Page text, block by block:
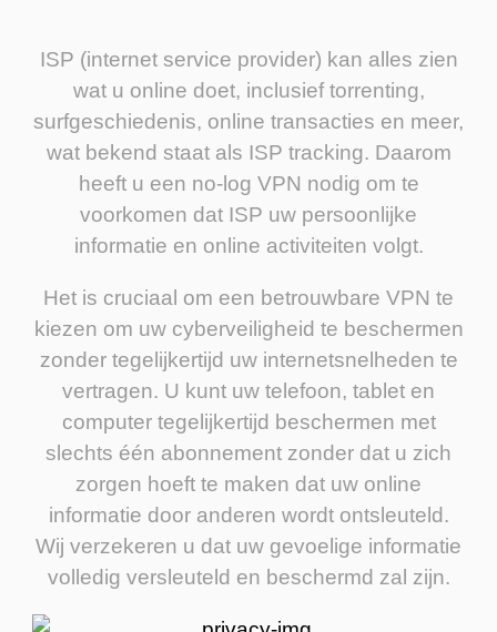
ISP (internet service provider) kan alles zien
wat u online doet, inclusief torrenting,
surfgeschiedenis, online transacties en meer,
wat bekend staat als ISP tracking. Daarom
heeft u een no-log VPN nodig om te
voorkomen dat ISP uw persoonlijke
informatie en online activiteiten volgt.
Het is cruciaal om een betrouwbare VPN te
kiezen om uw cyberveiligheid te beschermen
zonder tegelijkertijd uw internetsnelheden te
vertragen. U kunt uw telefoon, tablet en
computer tegelijkertijd beschermen met
slechts één abonnement zonder dat u zich
zorgen hoeft te maken dat uw online
informatie door anderen wordt ontsleuteld.
Wij verzekeren u dat uw gevoelige informatie
volledig versleuteld en beschermd zal zijn.